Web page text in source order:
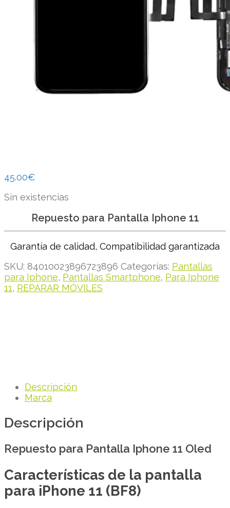
45.00€
Sin existencias
Repuesto para Pantalla Iphone 11
Garantía de calidad, Compatibilidad garantizada
SKU: 84010023896723896 Categorías: Pantallas
para Iphone, Pantallas Smartphone, Para Iphone
11, REPARAR MÓVILES
Descripción
Marca
Descripción
Repuesto para Pantalla Iphone 11 Oled
Características de la pantalla
para iPhone 11 (BF8)